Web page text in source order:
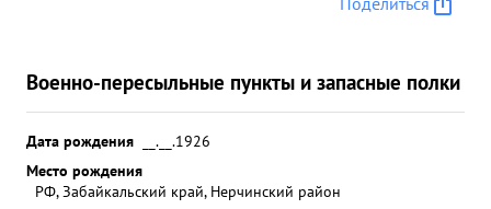
Военно-пересыльные пункты и запасные полки
Дата рождения
__.__.1926
Место рождения
РФ, Забайкальский край, Нерчинский район